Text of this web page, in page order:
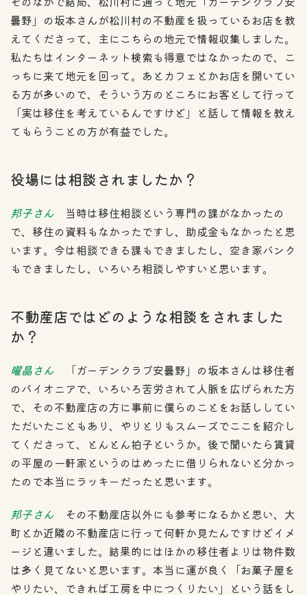
曇野」の坂本さんが松川村の不動産を扱っているお店を教
えてくださって、主にこちらの地元で情報収集しました。
私たちはインターネット検索も得意ではなかったので、こ
っちに来て地元を回って。あとカフェとかお店を開いてい
る方が多いので、そういう方のところにお客として行って
「実は移住を考えているんですけど」と話して情報を教え
てもらうことの方が有益でした。
役場には相談されましたか？
邦子さん 当時は移住相談という専門の課がなかったの
で、移住の資料もなかったですし、助成金もなかったと思
います。今は相談できる課もできましたし、空き家バンク
もできましたし、いろいろ相談しやすいと思います。
不動産店ではどのような相談をされました
か？
曜晶さん 「ガーデンクラブ安曇野」の坂本さんは移住者
のパイオニアで、いろいろ苦労されて人脈を広げられた方
で、その不動産店の方に事前に僕らのことをお話ししてい
ただいたこともあり、やりとりもスムーズでここを紹介し
てくださって、とんとん拍子というか。後で聞いたら賃貸
の平屋の一軒家というのはめったに借りられないと分かっ
たので本当にラッキーだったと思います。
邦子さん その不動産店以外にも参考になるかと思い、大
町とか近隣の不動産店に行って何軒か見たんですけどイメ
ージと違いました。結果的にはほかの移住者よりは物件数
は多く見てないと思います。本当に運が良く「お菓子屋を
やりたい、できれば工房を中につくりたい」という話をし